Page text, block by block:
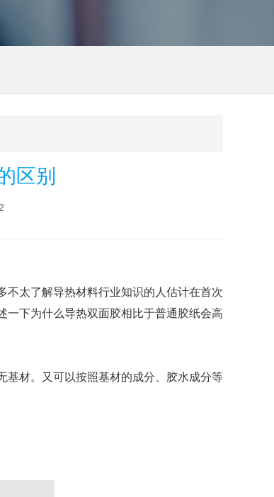
区别
不太了解导热材料行业知识的人估计在首次
一下为什么导热双面胶相比于普通胶纸会高
基材。又可以按照基材的成分、胶水成分等